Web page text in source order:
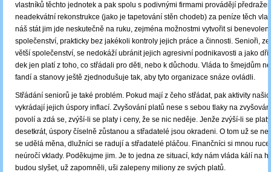
vlastníků těchto jednotek a pak spolu s podivnými firmami provádějí
neadekvátní rekonstrukce (jako je tapetování stěn chodeb) za peníze těch
náš stát jim jde neskutečně na ruku, zejména možnostmi vytvořit si
společenství, prakticky bez jakékoli kontroly jejich práce a činnosti. Senioři,
větší společenství, se nedokáží ubránit jejich agresivní podnikavosti a jako
dek jen platí z toho, co střádali pro děti, nebo k důchodu. Vláda to šmejdům
fandí a stanovy ještě zjednodušuje tak, aby tyto organizace snáze ovládli.
Střádání seniorů je také problém. Pokud mají z čeho střádat, pak aktivity
vykrádají jejich úspory inflací. Zvyšování platů nese s sebou tlaky na
povolí a zdá se, zvýší-li se platy i ceny, že se nic neděje. Jenže zvýší-li se
desetkrát, úspory číselně zůstanou a střadatelé jsou okradeni. O tom už se
se udělá měna, dlužníci se radují a střadatelé pláčou. Finančníci si mnou
neúročí vklady. Poděkujme jim. Je to jedna ze situací, kdy nám vláda kálí na
budou slyšet, už zapomněli, uši zalepeny miliony ze svých platů.